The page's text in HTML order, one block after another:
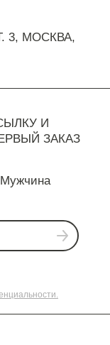
3, МОСКВА,
И
ЗАКАЗ
Мужчина